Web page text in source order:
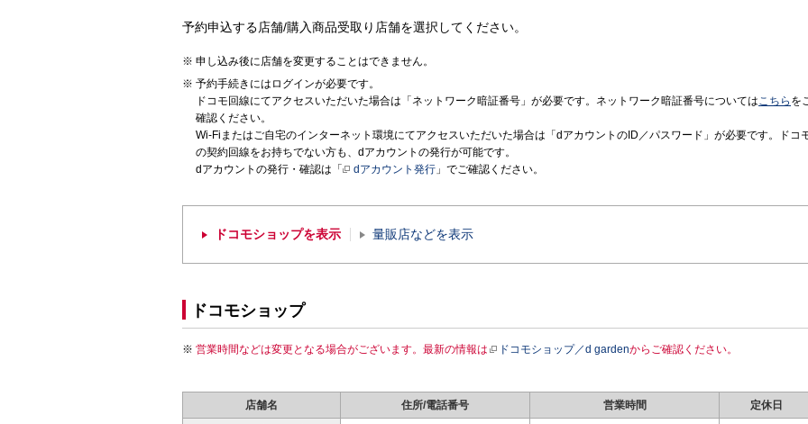
予約申込する店舗/購入商品受取り店舗を選択してください。
申し込み後に店舗を変更することはできません。
予約手続きにはログインが必要です。
ドコモ回線にてアクセスいただいた場合は「ネットワーク暗証番号」が必要です。ネットワーク暗証番号についてはこちら を
確認ください。
Wi-Fiまたはご自宅のインターネット環境にてアクセスいただいた場合は「dアカウントのID／パスワード」が必要です。ドコ
の契約回線をお持ちでない方も、dアカウントの発行が可能です。
dアカウントの発行・確認は「
dアカウント発行 」でご確認ください。
ドコモショップを表示 量販店などを表示
ドコモショップ
営業時間などは変更となる場合がございます。最新の情報は ドコモショップ／d gardenからご確認ください。
店舗名 住所/電話番号 営業時間 定休日